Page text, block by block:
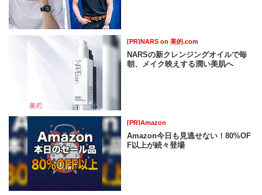
[PR]NARS on 美的.com
NARSの新クレンジングオイルで毎
朝、メイク映えする潤い美肌へ
[PR]Amazon
Amazon今日も見逃せない！80%OF
F以上が続々登場